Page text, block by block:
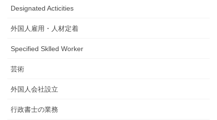
Designated Acticities
外国人雇用・人材定着
Specified Sklled Worker
芸術
外国人会社設立
行政書士の業務